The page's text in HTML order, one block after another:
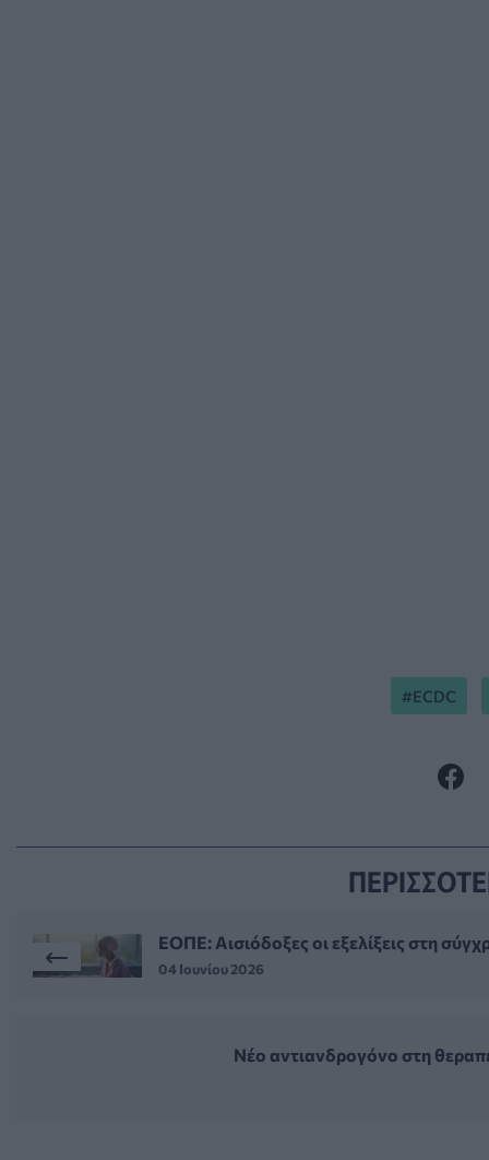
ECDC
ΕΟΠΕ: Αισιόδοξες οι εξελίξεις στη
04 Ιουνίου 2026
Νέο αντιανδρογόνο στη